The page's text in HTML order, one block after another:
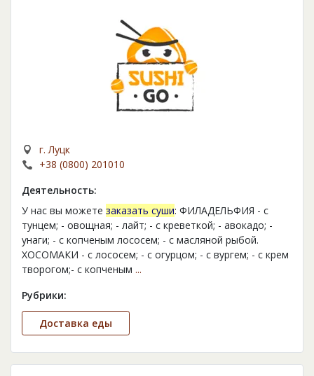
г. Луцк
+38 (0800) 201010
Деятельность:
У нас вы можете заказать суши: ФИЛАДЕЛЬФИЯ - с
тунцем; - овощная; - лайт; - с креветкой; - авокадо; -
унаги; - с копченым лососем; - с масляной рыбой.
ХОСОМАКИ - с лососем; - с огурцом; - с вургем; - с крем
творогом;- с копченым ...
Рубрики:
Доставка еды